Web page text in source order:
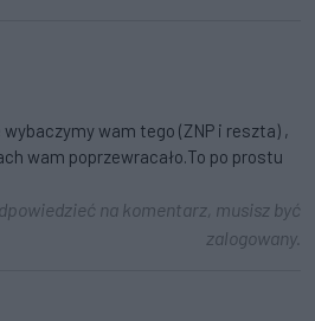
wam tego (ZNP i reszta) ,
wam poprzewracało.To po prostu
na komentarz, musisz być
zalogowany.